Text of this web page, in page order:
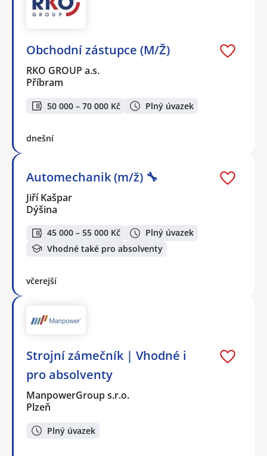
Obchodní zástupce (M/Ž)
RKO GROUP a.s.
Příbram
50 000 – 70 000 Kč Plný úvazek
dnešní
Automechanik (m/ž) 🔧
Jiří Kašpar
Dýšina
45 000 – 55 000 Kč
Plný úvazek
Vhodné také pro absolventy
včerejší
Strojní zámečník | Vhodné i
pro absolventy
ManpowerGroup s.r.o.
Plzeň
Plný úvazek